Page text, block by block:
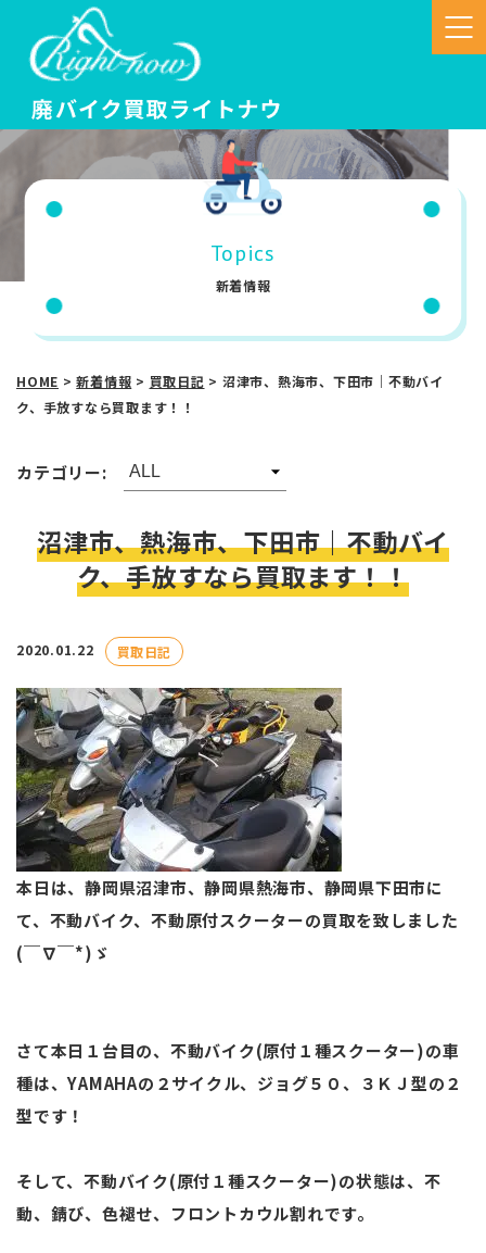
Topics
新着情報
HOME >新着情報 > 買取日記 > 沼津市、熱海市、下田市｜不動バイ
ク、手放すなら買取ます！！
カテゴリー:
沼津市、熱海市、下田市｜不動バイ
ク、手放すなら買取ます！！
2020.01.22 買取日記
本日は、静岡県沼津市、静岡県熱海市、静岡県下田市に
て、不動バイク、不動原付スクーターの買取を致しました
(￣∇￣*)ゞ
さて本日１台目の、不動バイク(原付１種スクーター)の車
種は、YAMAHAの２サイクル、ジョグ５０、３ＫＪ型の２
型です！
そして、不動バイク(原付１種スクーター)の状態は、不
動、錆び、色褪せ、フロントカウル割れです。